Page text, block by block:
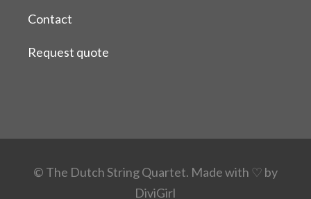
Contact
Request quote
© The Dutch String Quartet. Made with ♡ by
DiviGirl